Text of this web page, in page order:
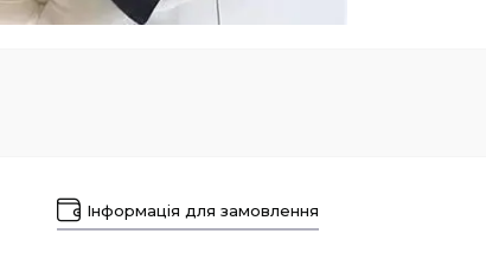
Інформація для замовлення